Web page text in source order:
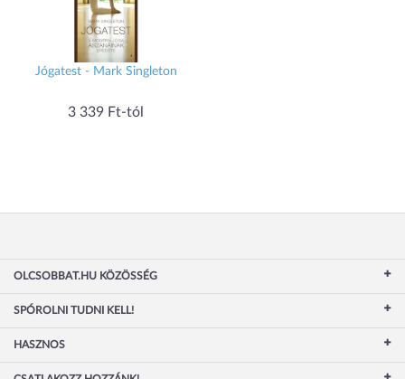
Jógatest - Mark Singleton
3 339 Ft-tól
OLCSOBBAT.HU KÖZÖSSÉG
SPÓROLNI TUDNI KELL!
HASZNOS